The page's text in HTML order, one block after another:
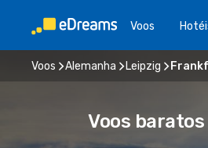
Voos
Voos Alemanha Leipzig
Voos